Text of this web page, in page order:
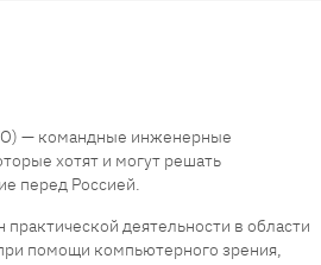
— командные инженерные
хотят и могут решать
перед Россией.
деятельности в области
помощи компьютерного зрения,